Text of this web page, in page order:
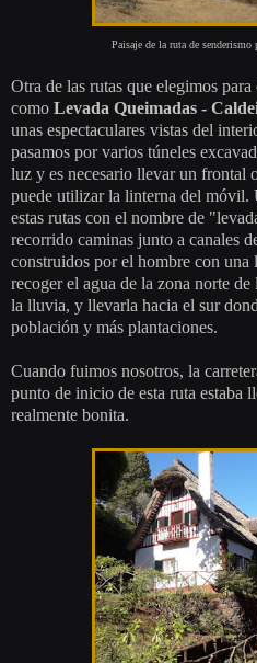
Paisaje de la ruta de
Otra de las rutas que elegimos
como Levada Queimadas -
unas espectaculares vistas del
pasamos por varios túneles
luz y es necesario llevar un frontal
puede utilizar la linterna del móvil.
estas rutas con el nombre de
recorrido caminas junto a canales
construidos por el hombre con
recoger el agua de la zona norte
la lluvia, y llevarla hacia el sur
población y más plantaciones.
Cuando fuimos nosotros, la
punto de inicio de esta ruta estaba
realmente bonita.